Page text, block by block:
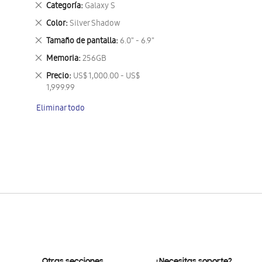
Categoría Galaxy S
Eliminar
este
artículo
Color Silver Shadow
Eliminar
este
artículo
Tamaño de pantalla 6.0" - 6.9"
Eliminar
este
artículo
Memoria 256GB
Eliminar
este
artículo
Precio US$ 1,000.00 - US$
1,999.99
Eliminar
este
Eliminar todo